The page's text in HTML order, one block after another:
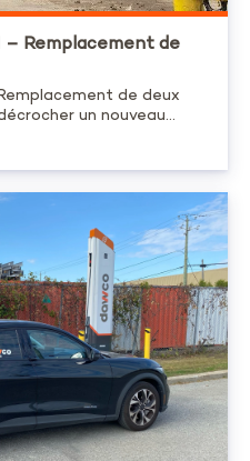
– Remplacement de
de deux
un nouveau...